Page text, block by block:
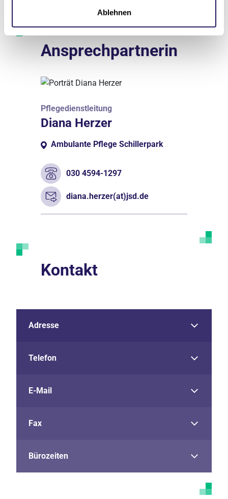
Ablehnen
Ansprechpartnerin
Pflegedienstleitung
Diana Herzer
Ambulante Pflege Schillerpark
030 4594-1297
diana.herzer(at)jsd.de
Kontakt
Adresse
Telefon
E-Mail
Fax
Bürozeiten